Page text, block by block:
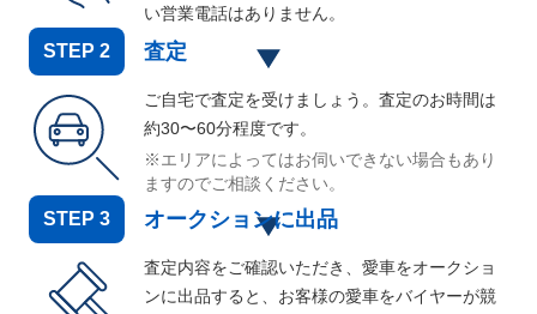
い営業電話はありません。
STEP 2 査定
ご自宅で査定を受けましょう。査定のお時間は
約30〜60分程度です。
※エリアによってはお伺いできない場合もあり
ますのでご相談ください。
STEP 3 オークションに出品
査定内容をご確認いただき、愛車をオークショ
ンに出品すると、お客様の愛車をバイヤーが競